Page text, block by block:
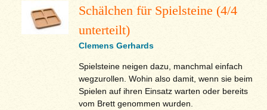
Schälchen für Spielsteine (4/4
unterteilt)
Clemens Gerhards
Spielsteine neigen dazu, manchmal einfach
wegzurollen. Wohin also damit, wenn sie beim
Spielen auf ihren Einsatz warten oder bereits
vom Brett genommen wurden.